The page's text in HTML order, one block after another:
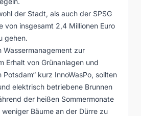
der Stadt, als auch der SPSG
von insgesamt 2,4 Millionen Euro
gehen.
zur
Erhalt von Grünanlagen und
Potsdam“ kurz InnoWasPo, sollten
elektrisch betriebene Brunnen
der heißen Sommermonate
Bäume an der Dürre zu